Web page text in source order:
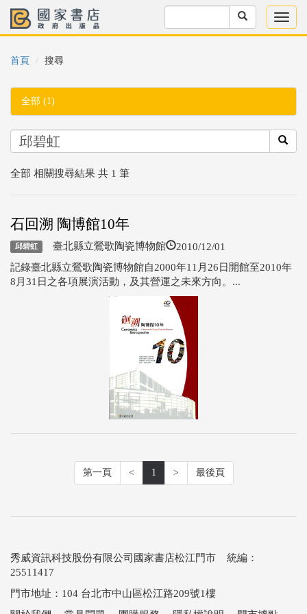
首頁 搜尋
全部 (1)
全部 相關搜尋結果 共 1 筆
石回溯 陶博館10年
邱碧虹 臺北縣立鶯歌陶瓷博物館 2010/12/01
記錄臺北縣立鶯歌陶瓷博物館自2000年11月26日開館至2010年
8月31日之各項展演活動，及其營運之未來方向。...
第一頁 < 1 > 最後頁
秀威資訊科技股份有限公司國家書店松江門市 統編：
25511417
門市地址：104 台北市中山區松江路209號1樓